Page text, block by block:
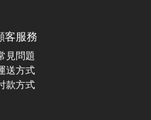
客服務
見問題
送方式
款方式